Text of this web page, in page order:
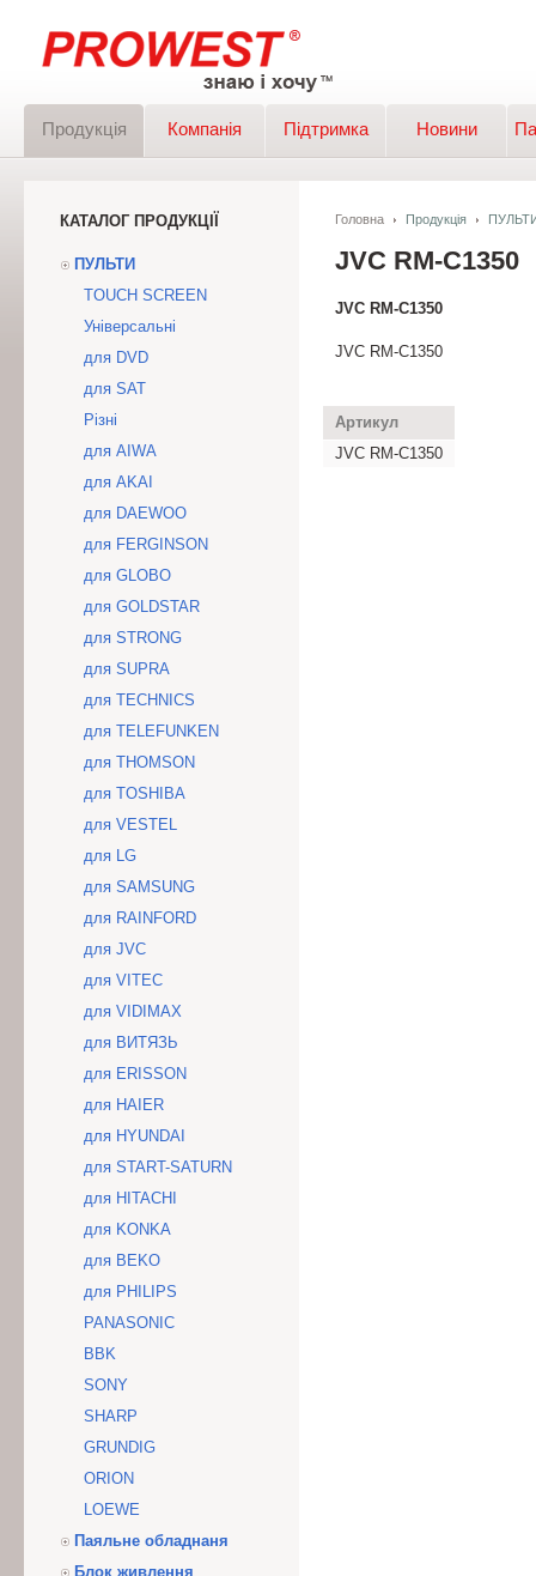
Продукція Компанія Підтримка Новини
КАТАЛОГ ПРОДУКЦІЇ
ПУЛЬТИ
TOUCH SCREEN
Універсальні
для DVD
для SAT
Різні
для AIWA
для AKAI
для DAEWOO
для FERGINSON
для GLOBO
для GOLDSTAR
для STRONG
для SUPRA
для TECHNICS
для TELEFUNKEN
для THOMSON
для TOSHIBA
для VESTEL
для LG
для SAMSUNG
для RAINFORD
для JVC
для VITEC
для VIDIMAX
для ВИТЯЗЬ
для ERISSON
для HAIER
для HYUNDAI
для START-SATURN
для HITACHI
для KONKA
для BEKO
для PHILIPS
PANASONIC
BBK
SONY
SHARP
GRUNDIG
ORION
LOEWE
Паяльне обладнаня
Блок живлення
Головна Продукція
JVC RM-C1350
JVC RM-C1350
JVC RM-C1350
Артикул
JVC RM-C1350